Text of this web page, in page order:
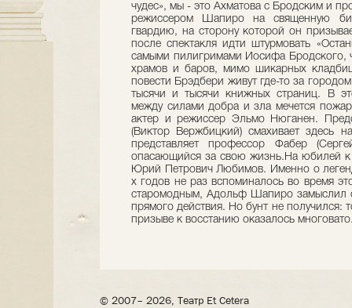
чудес», мы - это Ахматова с Бродским и
режиссером Шапиро на священную
гвардию, на сторону которой он
после спектакля идти штурмовать
самыми пилигримами Иосифа Бродского,
храмов и баров, мимо шикарных
повести Брэдбери живут где-то за
тысячи и тысячи книжных страниц. В
между силами добра и зла мечется
актер и режиссер Эльмо Нюганен.
(Виктор Вержбицкий) смахивает здесь
представляет профессор Фабер
опасающийся за свою жизнь.На юбилей
Юрий Петрович Любимов. Именно о
х годов не раз вспоминалось во время
старомодным, Адольф Шапиро замыслил
прямого действия. Но бунт не получился:
призыве к восстанию оказалось
© 2007– 2026, Театр Et Cetera